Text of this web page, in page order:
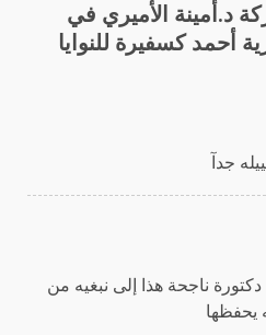
د.أمينة الأميري في
أحمد كسفيرة للنوايا
جدآ
ناجحة هذا إلى نبغيه من
يحفظها